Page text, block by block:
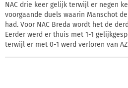
NAC drie keer gelijk terwijl er negen
voorgaande duels waarin Manschot
had. Voor NAC Breda wordt het de
Eerder werd er thuis met 1-1
terwijl er met 0-1 werd verloren van